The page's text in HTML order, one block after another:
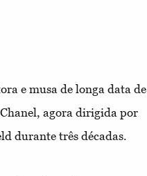
e musa de longa data de
agora dirigida por
durante três décadas.